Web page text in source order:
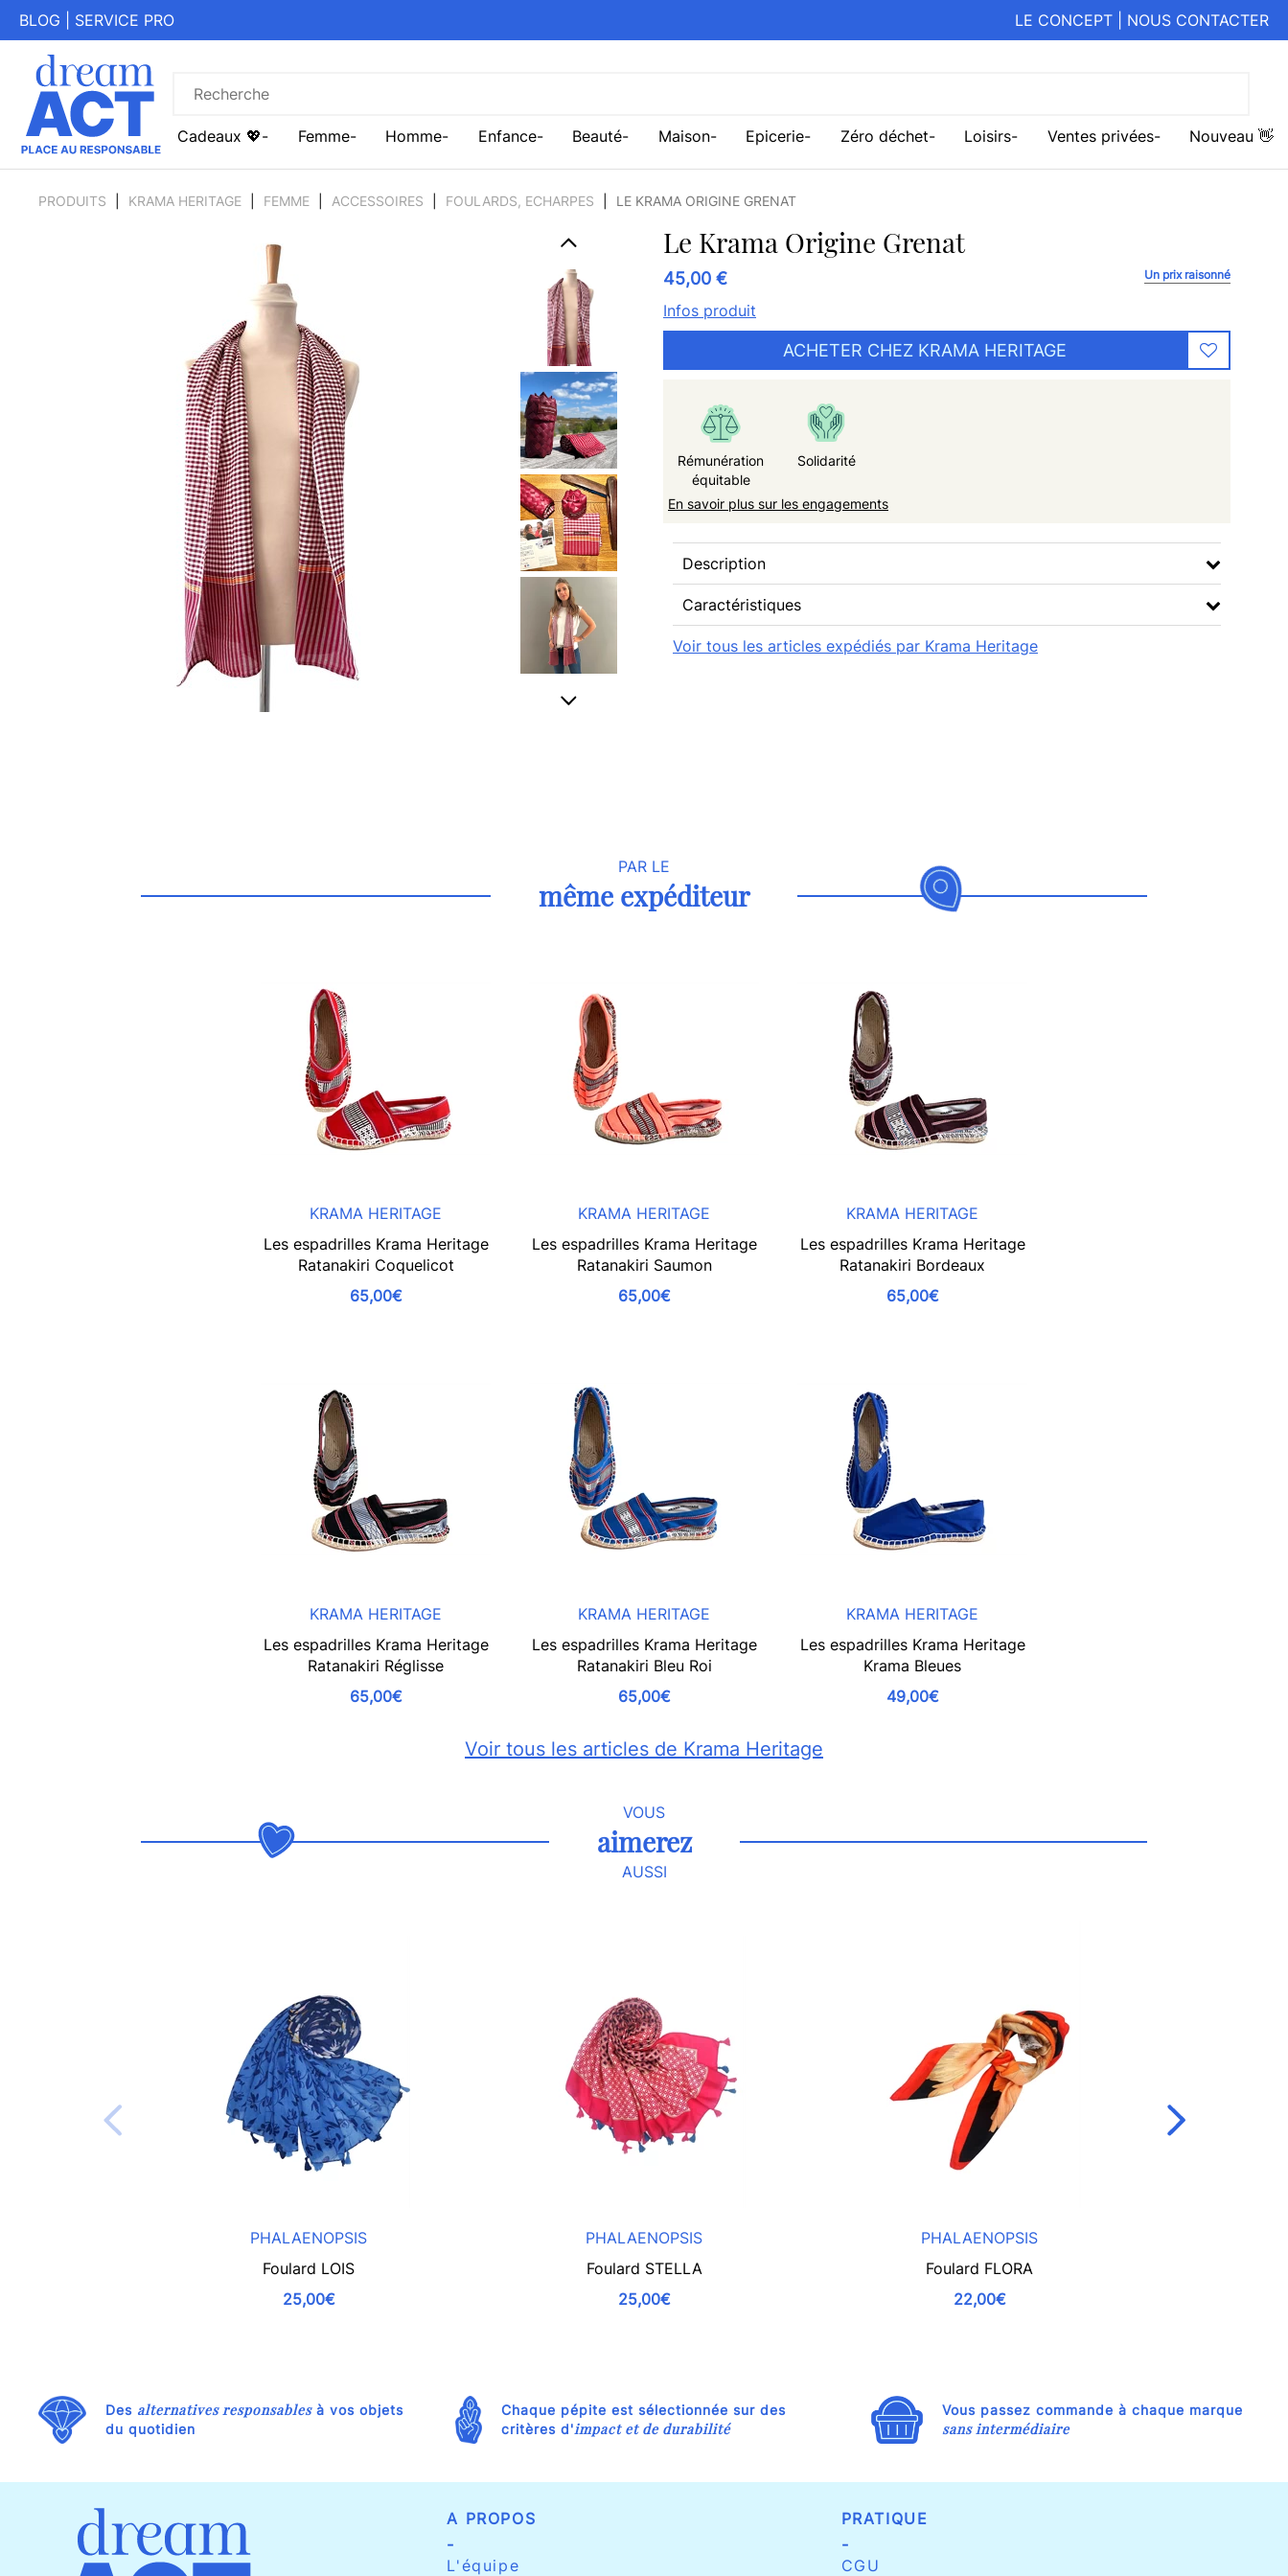
BLOG SERVICE PRO LE CONCEPT NOUS CONTACTER
Cadeaux 💖 Femme Homme Enfance Beauté Maison Epicerie Zéro déchet Loisirs Ventes privées Nouveau 👋
PRODUITS KRAMA HERITAGE FEMME ACCESSOIRES FOULARDS, ECHARPES LE KRAMA ORIGINE GRENAT
Le Krama Origine Grenat
45,00 € Un prix raisonné
Infos produit
ACHETER CHEZ KRAMA HERITAGE
Rémunération
équitable
Solidarité
En savoir plus sur les engagements
Description
Caractéristiques
Voir tous les articles expédiés par Krama Heritage
PAR LE
même expéditeur
KRAMA HERITAGE
Les espadrilles Krama Heritage
Ratanakiri Coquelicot
65,00€
KRAMA HERITAGE
Les espadrilles Krama Heritage
Ratanakiri Saumon
65,00€
KRAMA HERITAGE
Les espadrilles Krama Heritage
Ratanakiri Bordeaux
65,00€
KRAMA HERITAGE
Les espadrilles Krama Heritage
Ratanakiri Réglisse
65,00€
KRAMA HERITAGE
Les espadrilles Krama Heritage
Ratanakiri Bleu Roi
65,00€
KRAMA HERITAGE
Les espadrilles Krama Heritage
Krama Bleues
49,00€
Voir tous les articles de Krama Heritage
VOUS
aimerez
AUSSI
PHALAENOPSIS
Foulard LOIS
25,00€
PHALAENOPSIS
Foulard STELLA
25,00€
PHALAENOPSIS
Foulard FLORA
22,00€
Des alternatives responsablesà vos objets
du quotidien
Chaque pépite est sélectionnée sur des
critères d'impact et de durabilité
Vous passez commande à chaque marque
sans intermédiaire
A PROPOS
-
L'équipe
PRATIQUE
-
CGU